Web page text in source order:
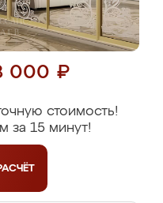
000 ₽
стоимость!
за 15 минут!